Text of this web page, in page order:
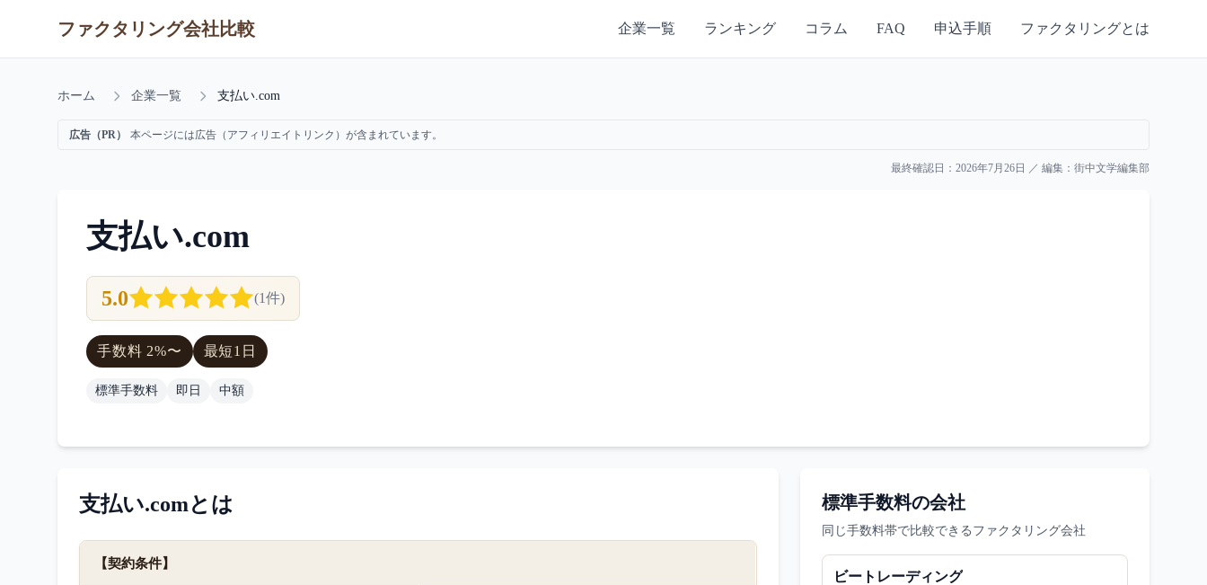
ファクタリング会社比較 企業一覧 ランキング コラム FAQ 申込手順 ファクタリングとは
ホーム 企業一覧 支払い.com
広告（PR） 本ページには広告（アフィリエイトリンク）が含まれています。
最終確認日： 2026年7月26日 ／ 編集： 街中文学編集部
支払い.com
5.0 (1件)
手数料 2%〜 最短1日
標準手数料 即日 中額
支払い.comとは
【契約条件】
標準手数料の会社
同じ手数料帯で比較できるファクタリング会社
ビートレーディング